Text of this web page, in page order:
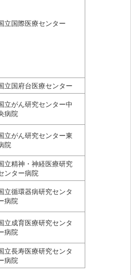
立国際医療センター
立国府台医療センター
立がん研究センター中
病院
立がん研究センター東
院
立精神・神経医療研究
ンター病院
立循環器病研究センタ
病院
立成育医療研究センタ
病院
立長寿医療研究センタ
病院